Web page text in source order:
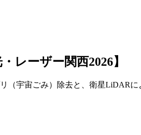
レーザー関西2026】
（宇宙ごみ）除去と、衛星LiDAR